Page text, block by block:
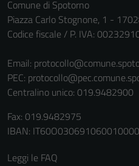
Comune di Spotorno
Piazza Carlo Stognone, 1 -
Codice fiscale / P. IVA:
Email:
PEC:
Centralino unico: 019.9482900
Fax: 019.9482975
IBAN:
Leggi le FAQ